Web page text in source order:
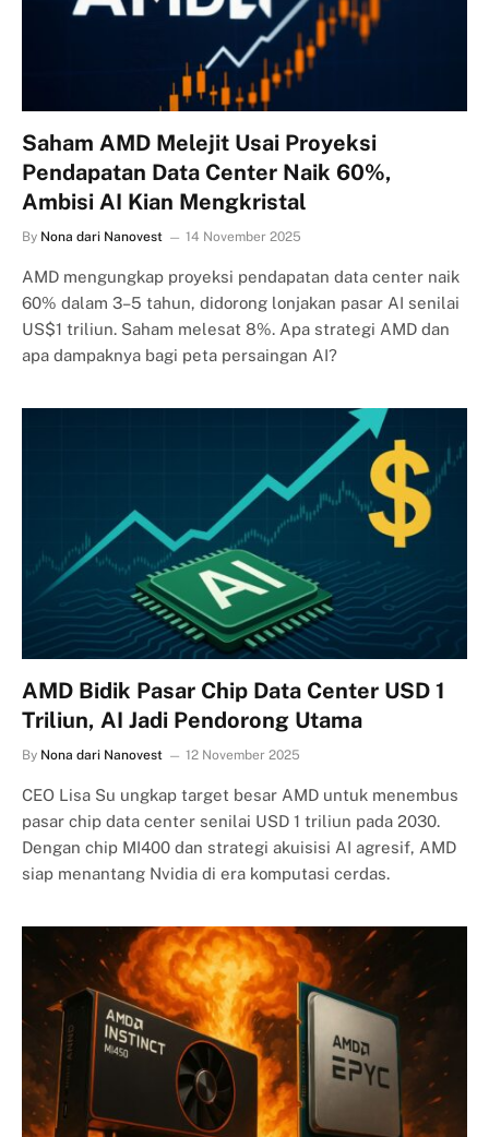
Saham AMD Melejit Usai Proyeksi
Pendapatan Data Center Naik 60%,
Ambisi AI Kian Mengkristal
By Nona dari Nanovest 14 November 2025
AMD mengungkap proyeksi pendapatan data center naik
60% dalam 3–5 tahun, didorong lonjakan pasar AI senilai
US$1 triliun. Saham melesat 8%. Apa strategi AMD dan
apa dampaknya bagi peta persaingan AI?
AMD Bidik Pasar Chip Data Center USD 1
Triliun, AI Jadi Pendorong Utama
By Nona dari Nanovest 12 November 2025
CEO Lisa Su ungkap target besar AMD untuk menembus
pasar chip data center senilai USD 1 triliun pada 2030.
Dengan chip MI400 dan strategi akuisisi AI agresif, AMD
siap menantang Nvidia di era komputasi cerdas.